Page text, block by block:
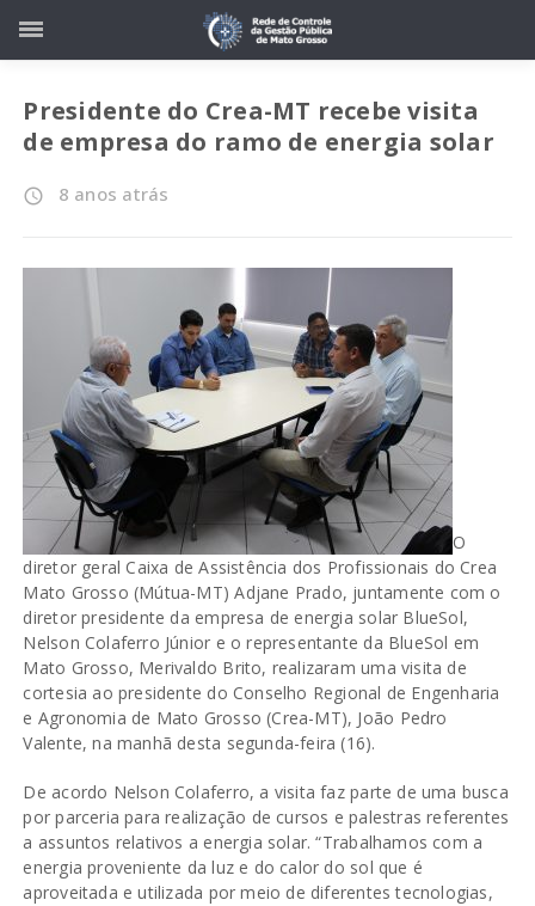
Presidente do Crea-MT recebe visita
de empresa do ramo de energia solar
access_time 8 anos atrás
O
diretor geral Caixa de Assistência dos Profissionais do Crea
Mato Grosso (Mútua-MT) Adjane Prado, juntamente com o
diretor presidente da empresa de energia solar BlueSol,
Nelson Colaferro Júnior e o representante da BlueSol em
Mato Grosso, Merivaldo Brito, realizaram uma visita de
cortesia ao presidente do Conselho Regional de Engenharia
e Agronomia de Mato Grosso (Crea-MT), João Pedro
Valente, na manhã desta segunda-feira (16).
De acordo Nelson Colaferro, a visita faz parte de uma busca
por parceria para realização de cursos e palestras referentes
a assuntos relativos a energia solar. “Trabalhamos com a
energia proveniente da luz e do calor do sol que é
aproveitada e utilizada por meio de diferentes tecnologias,